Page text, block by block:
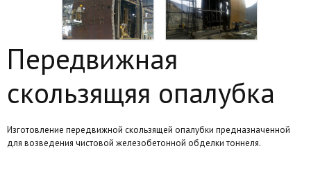
Передвижная
скользящяя опалубка
Изготовление передвижной скользящей опалубки предназначенной
для возведения чистовой железобетонной обделки тоннеля.